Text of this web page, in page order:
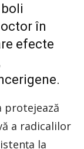
în
efecte
protejează
a radicalilor
la